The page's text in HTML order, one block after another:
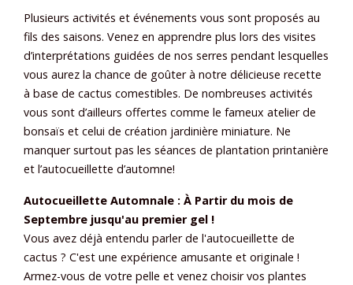
Plusieurs activités et événements vous sont proposés au
fils des saisons. Venez en apprendre plus lors des visites
d’interprétations guidées de nos serres pendant lesquelles
vous aurez la chance de goûter à notre délicieuse recette
à base de cactus comestibles. De nombreuses activités
vous sont d’ailleurs offertes comme le fameux atelier de
bonsaïs et celui de création jardinière miniature. Ne
manquer surtout pas les séances de plantation printanière
et l’autocueillette d’automne!
Autocueillette Automnale : À Partir du mois de
Septembre jusqu'au premier gel !
Vous avez déjà entendu parler de l'autocueillette de
cactus ? C'est une expérience amusante et originale !
Armez-vous de votre pelle et venez choisir vos plantes